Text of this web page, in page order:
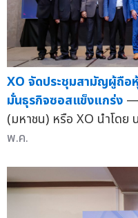
XO จัดประชุมสามัญผู้ถือ
มั่นธุรกิจซอสแข็งแกร่ง —
(มหาชน) หรือ XO นำโด
พ.ค.